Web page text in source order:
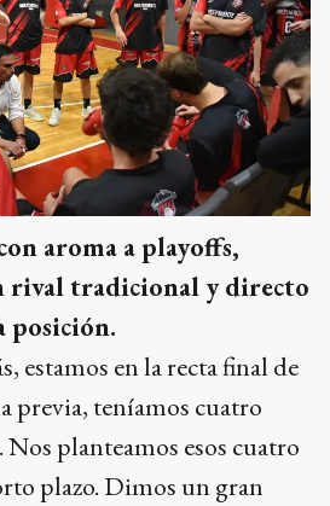
aroma a playoffs,
rival tradicional y directo
posición.
estamos en la recta final de
previa, teníamos cuatro
planteamos esos cuatro
plazo. Dimos un gran